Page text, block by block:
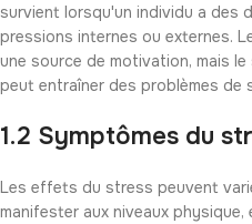
survient lorsqu'un individu a des
pressions internes ou externes.
une source de motivation, mais
peut entraîner des problèmes de
1.2 Symptômes du
Les effets du stress peuvent
manifester aux niveaux physique,